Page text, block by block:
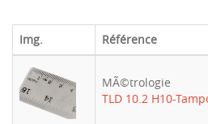
Img. Référence
MÃ©trologie
TLD 10.2 H10-